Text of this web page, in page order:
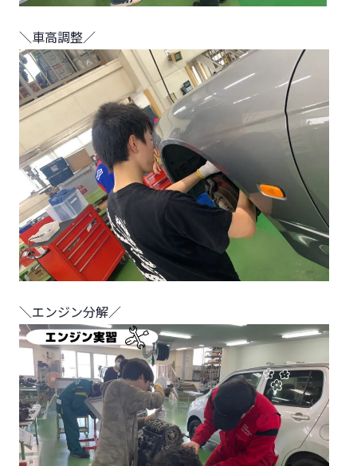
＼車高調整／
＼エンジン分解／